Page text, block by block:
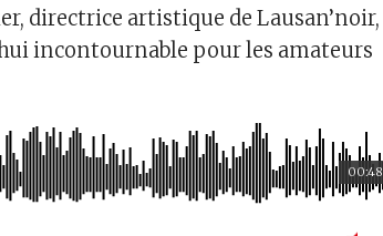
directrice artistique de Lausan’noir,
incontournable pour les amateurs
00:48